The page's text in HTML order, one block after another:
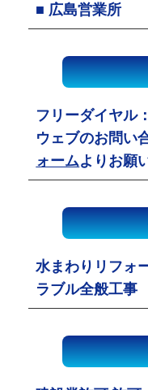
■ 広島営業所
フリーダイヤル
ウェブのお問い
ォームよりお願
水まわりリフォ
ラブル全般工事